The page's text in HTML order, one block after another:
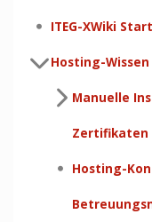
ITEG-XWiki
Hosting-Wissen
Manuelle
Zertifikaten
Hosting-